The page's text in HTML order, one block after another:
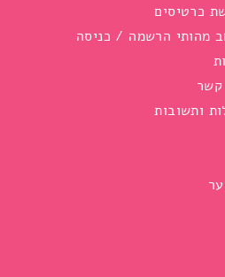
כרטיסים
מהותי הרשמה / כניסה
קשר
ותשובות